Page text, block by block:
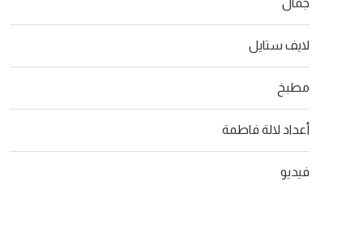
لايف ستايل
مطبخ
أعداد لالة فاطمة
فيديو